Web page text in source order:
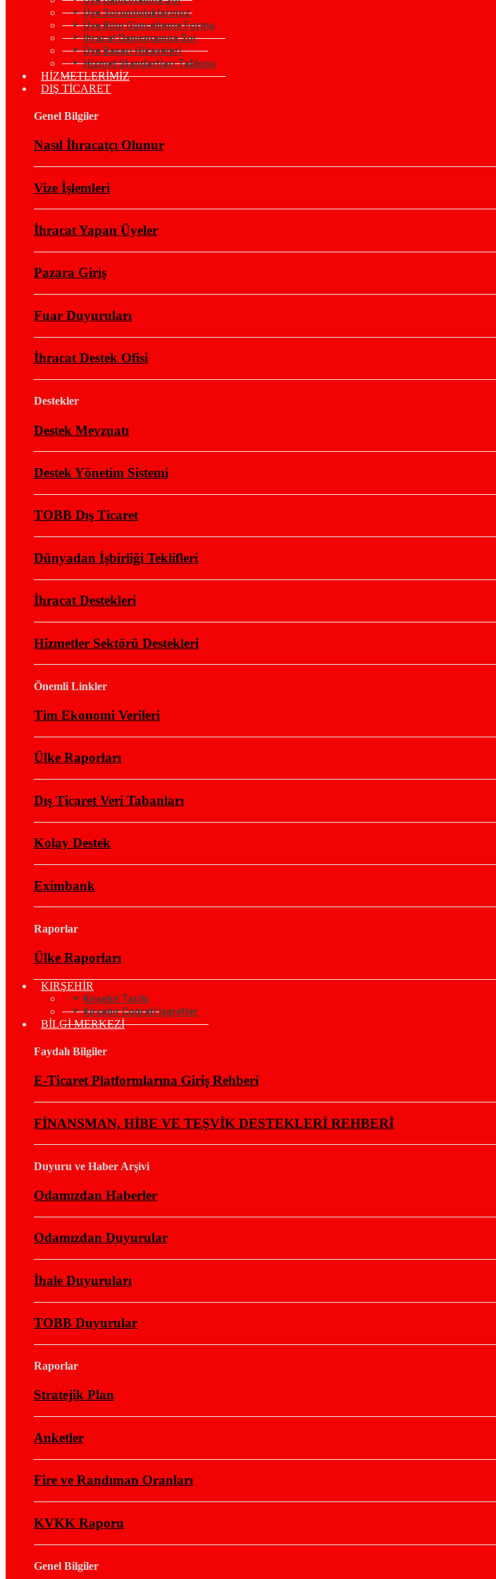
Üye Sorumluluklarımız
Üye Bilgi Güncelleme Formu
İhracat Danışmanına Sor
Üye Başarı Hikayeleri
Hizmet Standartları Tablosu
HİZMETLERİMİZ
DIŞ TİCARET
Genel Bilgiler
Nasıl İhracatçı Olunur
Vize İşlemleri
İhracat Yapan Üyeler
Pazara Giriş
Fuar Duyuruları
İhracat Destek Ofisi
Destekler
Destek Mevzuatı
Destek Yönetim Sistemi
TOBB Dış Ticaret
Dünyadan İşbirliği Teklifleri
İhracat Destekleri
Hizmetler Sektörü Destekleri
Önemli Linkler
Tim Ekonomi Verileri
Ülke Raporları
Dış Ticaret Veri Tabanları
Kolay Destek
Eximbank
Raporlar
Ülke Raporları
KIRŞEHİR
Kırşehir Tarihi
Kırşehir Coğrafi İşaretler
BİLGİ MERKEZİ
Faydalı Bilgiler
E-Ticaret Platformlarına Giriş Rehberi
FİNANSMAN, HİBE VE TEŞVİK DESTEKLERİ REHBERİ
Duyuru ve Haber Arşivi
Odamızdan Haberler
Odamızdan Duyurular
İhale Duyuruları
TOBB Duyurular
Raporlar
Stratejik Plan
Anketler
Fire ve Randıman Oranları
KVKK Raporu
Genel Bilgiler